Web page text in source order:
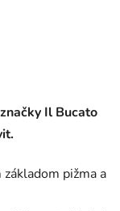
Il Bucato
pižma a